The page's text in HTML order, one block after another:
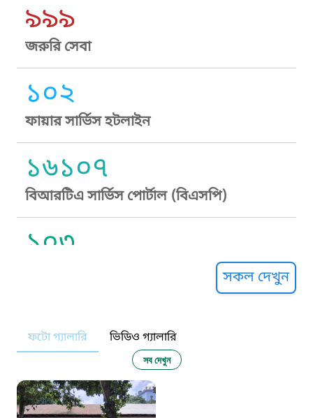
৯৯৯
জরুরি সেবা
১০২
ফায়ার সার্ভিস হটলাইন
১৬১০৭
বিআরটিএ সার্ভিস পোর্টাল (বিএসপি)
১০৩
নারী ও শিশু নির্যাতন প্রতিরোধ
১০৬
সকল দেখুন
ফটো গ্যালারি ভিডিও গ্যালারি
সব দেখুন